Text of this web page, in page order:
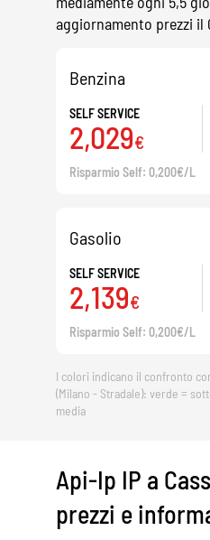
aggiornamento prezzi il
Benzina
SELF SERVICE
2,029€
Risparmio Self: 0,200€/L
Gasolio
SELF SERVICE
2,139€
Risparmio Self: 0,200€/L
I colori indicano il confronto
(Milano - Stradale): verde =
media
Api-Ip IP a
prezzi e